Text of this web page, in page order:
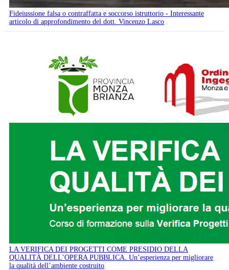
Fideiussione falsa o contraffatta e soccorso istruttorio - Interessante
articolo di approfondimento del dott. Vincenzo Lasco
LA VERIFICA DEI PROGETTI COME PRESIDIO DELLA
QUALITÀ DELL’OPERA PUBBLICA. Un’esperienza per migliorare
la qualità dell’ambiente costruito